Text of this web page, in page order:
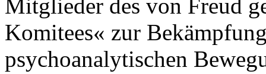
Mitglieder des von Freud
Komitees« zur
psychoanalytischen